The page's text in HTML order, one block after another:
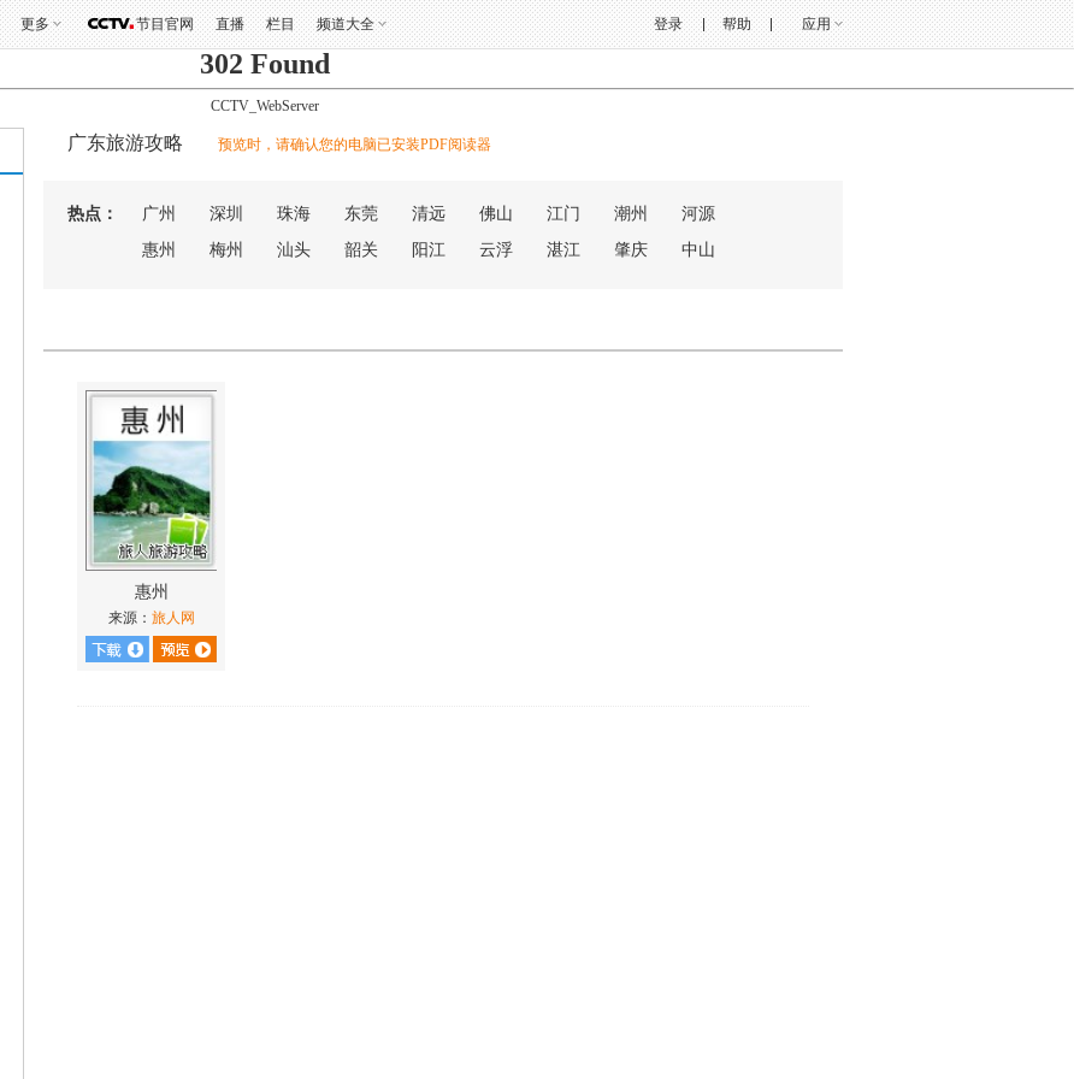
更多 节目官网 直播 栏目 频道大全 帮助 应用
登录
302 Found
CCTV_WebServer
广东旅游攻略 预览时，请确认您的电脑已安装PDF阅读器
热点： 广州 深圳 珠海 东莞 清远 佛山 江门 潮州
河源
惠州
梅州 汕头 韶关 阳江 云浮 湛江 肇庆 中山
惠州
来源： 旅人网